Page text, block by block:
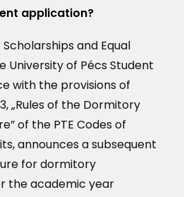
application?
and Equal
University of Pécs Student
with the provisions of
„Rules of the Dormitory
of the PTE Codes of
announces a subsequent
for dormitory
the academic year